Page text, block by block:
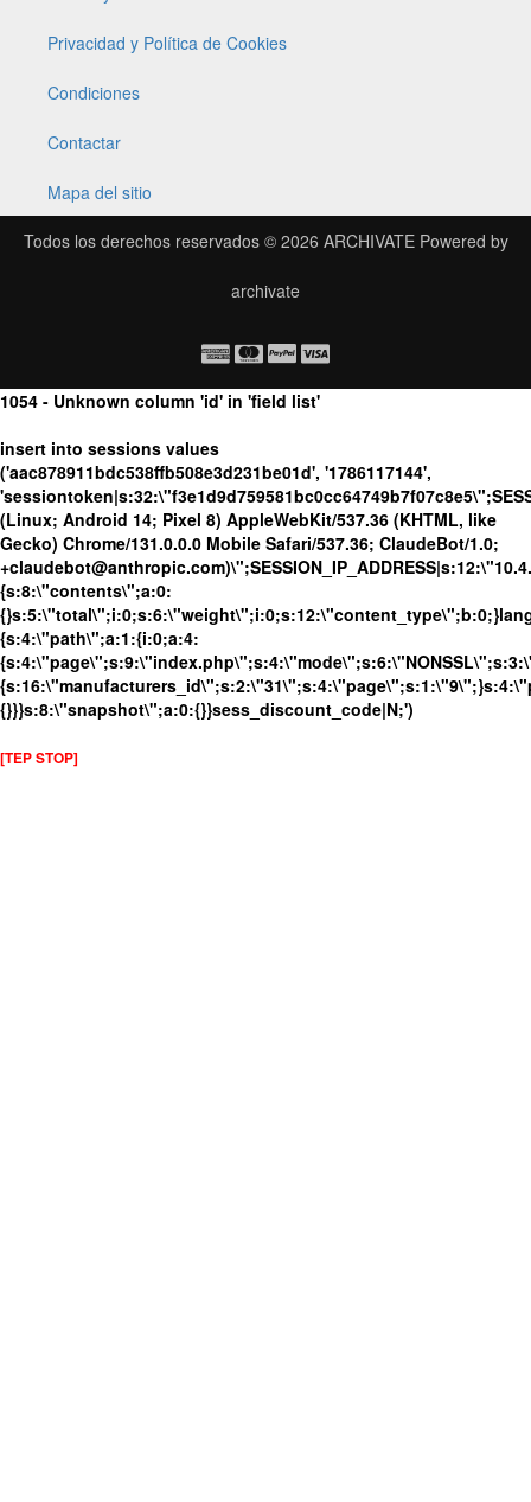
Privacidad y Política de Cookies
Condiciones
Contactar
Mapa del sitio
Todos los derechos reservados © 2026 ARCHIVATEPowered by
archivate
1054 - Unknown column 'id' in 'field list'
insert into sessions values
('aac878911bdc538ffb508e3d231be01d', '1786117144',
(Linux; Android 14; Pixel 8) AppleWebKit/537.36 (KHTML, like
Gecko) Chrome/131.0.0.0 Mobile Safari/537.36; ClaudeBot/1.0;
{s:8:\"contents\";a:0:
{s:4:\"path\";a:1:{i:0;a:4:
{}}}s:8:\"snapshot\";a:0:{}}sess_discount_code|N;')
[TEP STOP]